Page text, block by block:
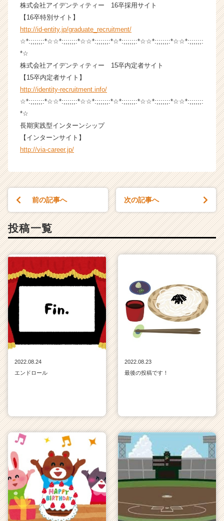
キ
リ
e
r
C
株式会社アイデンティティー 16卒採用サイト
【16卒特別サイト】
http://id-entity.jp/graduate_recruitment/
☆*:;;;;;;:*☆☆*:;;;;;;:*☆☆*:;;;;;;:*☆*:;;;;;;:*☆☆*:;;;;;;:*☆☆*:;;;;;;:
*☆
株式会社アイデンティティー 15卒内定者サイト
【15卒内定者サイト】
http://identity-recruitment.info/
☆*:;;;;;;:*☆☆*:;;;;;;:*☆☆*:;;;;;;:*☆*:;;;;;;:*☆☆*:;;;;;;:*☆☆*:;;;;;;:
*☆
長期実践型インターンシップ
【インターンサイト】
http://via-career.jp/
前の記事へ 次の記事へ
投稿一覧
2022.08.24
エンドロール
2022.08.23
最後の投稿です！